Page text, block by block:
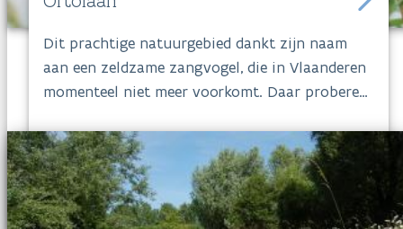
Dit prachtige natuurgebied dankt zijn naam
aan een zeldzame zangvogel, die in Vlaanderen
momenteel niet meer voorkomt. Daar proberen
dankzij aangepast natuurbeheer.
De
Ortolaanmaakt deel uit van het wandelgebied
Molhem-Hoksent, een ideale plek voor een
ontspannende en afwisselende wandeling.